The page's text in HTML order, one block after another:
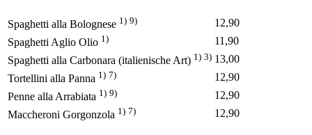
Spaghetti alla Bolognese 1) 9)
12,90
Spaghetti Aglio Olio 1)
11,90
Spaghetti alla Carbonara (italienische Art) 1) 3) 13,00
Tortellini alla Panna 1) 7)
12,90
Penne alla Arrabiata 1) 9)
12,90
Maccheroni Gorgonzola 1) 7) 12,90